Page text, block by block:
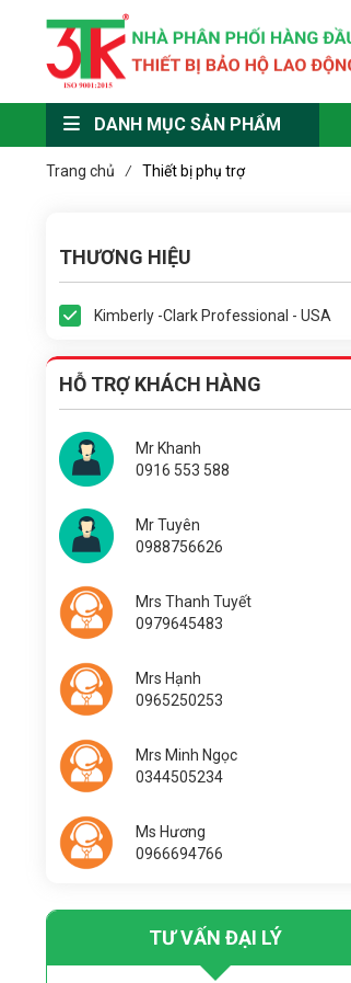
DANH MỤC SẢN PHẨM
Trang chủ / Thiết bị phụ trợ
THƯƠNG HIỆU
Kimberly -Clark Professional - USA
HỖ TRỢ KHÁCH HÀNG
Mr Khanh
0916 553 588
Mr Tuyên
0988756626
Mrs Thanh Tuyết
0979645483
Mrs Hạnh
0965250253
Mrs Minh Ngọc
0344505234
Ms Hương
0966694766
TƯ VẤN ĐẠI LÝ